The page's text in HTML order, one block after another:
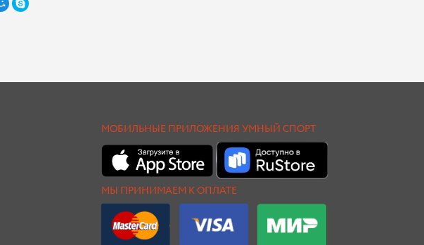
МОБИЛЬНЫЕ ПРИЛОЖЕНИЯ УМНЫЙ СПОРТ
МЫ ПРИНИМАЕМ К ОПЛАТЕ